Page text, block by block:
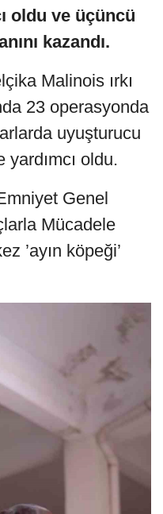
oldu ve üçüncü
kazandı.
Malinois ırkı
23 operasyonda
uyuşturucu
oldu.
Genel
Mücadele
’ayın köpeği’